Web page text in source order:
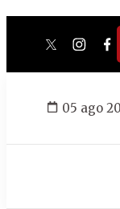
twitter
05 ago